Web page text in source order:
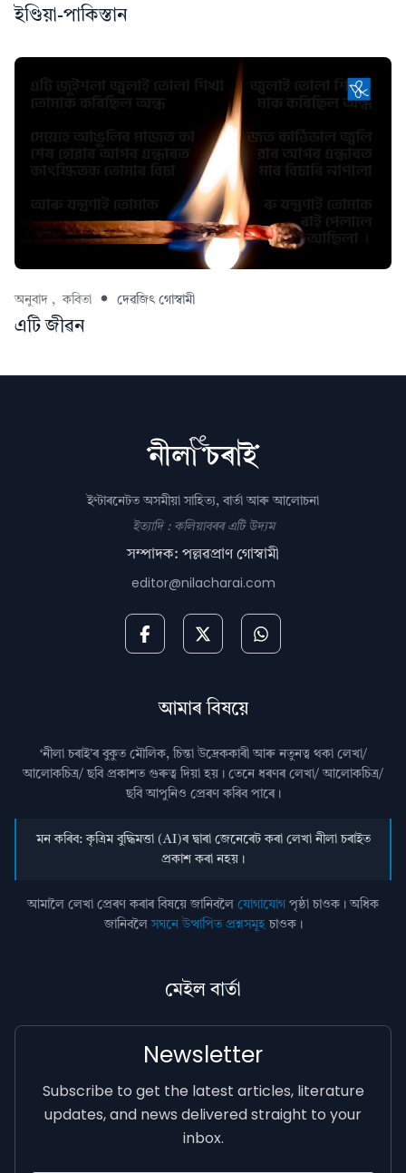
ইণ্ডিয়া-পাকিস্তান
অনুবাদ , কবিতা দেৱজিৎ গোস্বামী
এটি জীৱন
ইণ্টাৰনেটত অসমীয়া সাহিত্য, বাৰ্তা আৰু আলোচনা
ইত্যাদি : কলিয়াবৰৰ এটি উদ্যম
সম্পাদক: পল্লৱপ্ৰাণ গোস্বামী
editor@nilacharai.com
আমাৰ বিষয়ে
‘নীলা চৰাই’ৰ বুকুত মৌলিক, চিন্তা উদ্রেককাৰী আৰু নতুনত্ব থকা লেখা/
আলোকচিত্ৰ/ ছবি প্রকাশত গুৰুত্ব দিয়া হয়। তেনে ধৰণৰ লেখা/ আলোকচিত্ৰ/
ছবি আপুনিও প্রেৰণ কৰিব পাৰে।
মন কৰিব: কৃত্ৰিম বুদ্ধিমত্তা (AI)ৰ দ্বাৰা জেনেৰেট কৰা লেখা নীলা চৰাইত
প্ৰকাশ কৰা নহয়।
আমালৈ লেখা প্ৰেৰণ কৰাৰ বিষয়ে জানিবলৈ যোগাযোগ পৃষ্ঠা চাওক। অধিক
জানিবলৈসঘনে উত্থাপিত প্ৰশ্নসমূহচাওক।
মেইল বাৰ্তা
Newsletter
Subscribe to get the latest articles, literature
updates, and news delivered straight to your
inbox.